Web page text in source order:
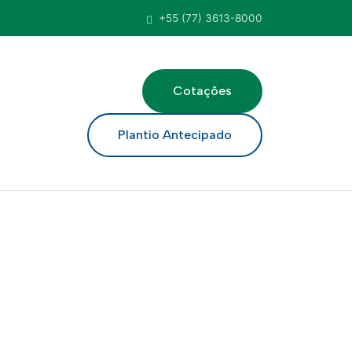
+55 (77) 3613-8000
Cotações
Plantio Antecipado